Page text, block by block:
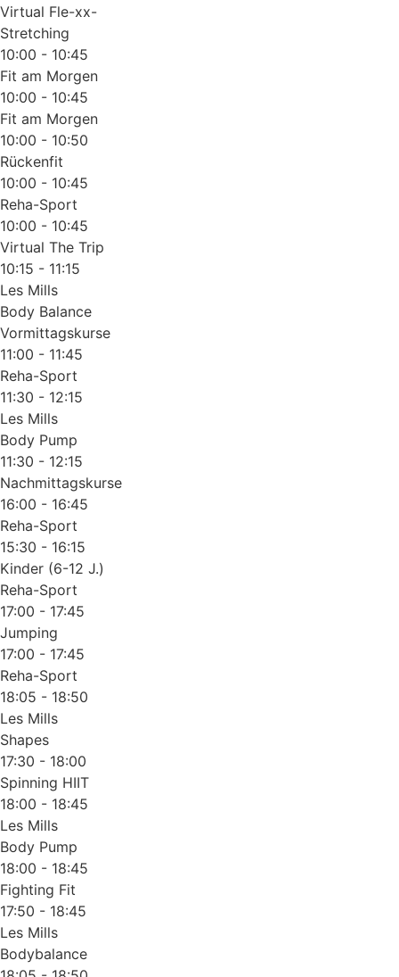
Virtual Fle-xx-
Stretching
10:00 - 10:45
Fit am Morgen
10:00 - 10:45
Fit am Morgen
10:00 - 10:50
Rückenfit
10:00 - 10:45
Reha-Sport
10:00 - 10:45
Virtual The Trip
10:15 - 11:15
Les Mills
Body Balance
Vormittagskurse
11:00 - 11:45
Reha-Sport
11:30 - 12:15
Les Mills
Body Pump
11:30 - 12:15
Nachmittagskurse
16:00 - 16:45
Reha-Sport
15:30 - 16:15
Kinder (6-12 J.)
Reha-Sport
17:00 - 17:45
Jumping
17:00 - 17:45
Reha-Sport
18:05 - 18:50
Les Mills
Shapes
17:30 - 18:00
Spinning HIIT
18:00 - 18:45
Les Mills
Body Pump
18:00 - 18:45
Fighting Fit
17:50 - 18:45
Les Mills
Bodybalance